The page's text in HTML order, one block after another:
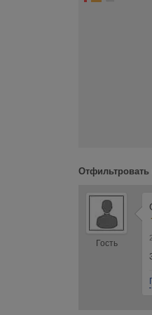
Отфильтровать
Гость